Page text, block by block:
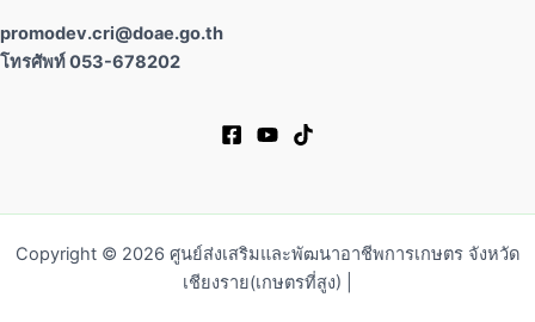
promodev.cri@doae.go.th
โทรศัพท์ 053-678202
Copyright © 2026 ศูนย์ส่งเสริมและพัฒนาอาชีพการเกษตร จังหวัด
เชียงราย(เกษตรที่สูง) |